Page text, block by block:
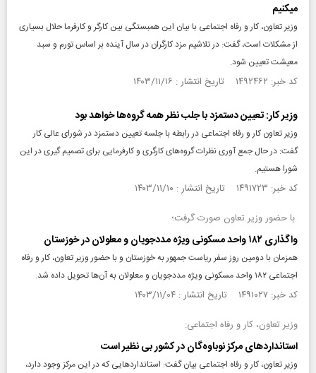
میکنیم
وزیر تعاون، کار و رفاه اجتماعی با بیان این همبستگی بین کارگر و کارفرما حلال بسیاری
از مشکلات است، گفت: در تلاشیم مزد کارگران در سال آینده بر اساس تورم و سبد
معیشت تعیین شود.
کد خبر: ۱۴۹۲۴۶۲ تاریخ انتشار : ۱۴۰۳/۱۱/۱۶
وزیر کار: تعیین دستمزد با جلب نظر همه گروه‌ها خواهد بود
وزیر تعاون کار و رفاه اجتماعی در رابطه با جلسه تعیین دستمزد در شورای عالی کار
گفت: در حال جمع آوری نظرات گروه‌های کارگری و کارفرمایی برای تصمیم گیری در این
شورا هستیم.
کد خبر: ۱۴۹۱۷۲۳ تاریخ انتشار : ۱۴۰۳/۱۱/۱۰
با حضور وزیر تعاون صورت گرفت؛
واگذاری ۱۸۲ واحد مسکونی ویژه مددجویان و معلولان در خوزستان
همزمان با دومین روز سفر ریاست جمهور به خوزستان و با حضور وزیر تعاون، کار و رفاه
اجتماعی ۱۸۲ واحد مسکونی ویژه مددجویان و معلولان به آن‌ها تحویل داده شد.
کد خبر: ۱۴۹۱۰۲۷ تاریخ انتشار : ۱۴۰۳/۱۱/۰۴
وزیر تعاون، کار و رفاه اجتماعی:
استانداردهای مرکز نوباوه‌گان در کشور بی نظیر است
وزیر تعاون، کار و رفاه اجتماعی بیان گفت: استاندارد‌هایی که در این مرکز وجود دارد،